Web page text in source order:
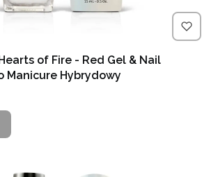
of Fire - Red Gel & Nail
Manicure Hybrydowy